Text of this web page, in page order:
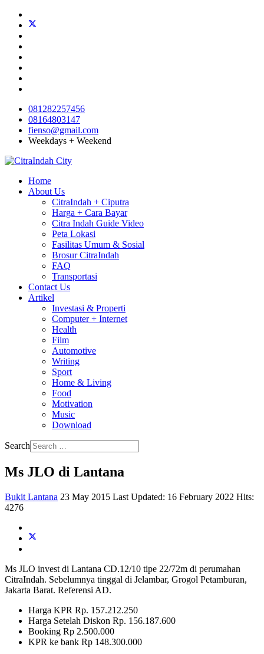
081282257456
08164803147
fienso@gmail.com
Weekdays + Weekend
Home
About Us
CitraIndah + Ciputra
Harga + Cara Bayar
Citra Indah Guide Video
Peta Lokasi
Fasilitas Umum & Sosial
Brosur CitraIndah
FAQ
Transportasi
Contact Us
Artikel
Investasi & Properti
Computer + Internet
Health
Film
Automotive
Writing
Sport
Home & Living
Food
Motivation
Music
Download
Search
Ms JLO di Lantana
Bukit Lantana 23 May 2015 Last Updated: 16 February 2022 Hits:
4276
Ms JLO invest di Lantana CD.12/10 tipe 22/72m di perumahan
CitraIndah. Sebelumnya tinggal di Jelambar, Grogol Petamburan,
Jakarta Barat. Referensi AD.
Harga KPR Rp. 157.212.250
Harga Setelah Diskon Rp. 156.187.600
Booking Rp 2.500.000
KPR ke bank Rp 148.300.000